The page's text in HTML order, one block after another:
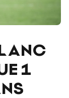
1